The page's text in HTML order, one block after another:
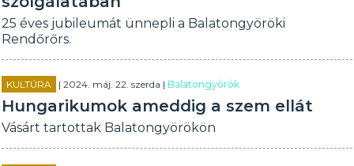
25 éves jubileumát ünnepli a Balatongyöröki
Rendőrőrs.
KULTÚRA | 2024. máj. 22. szerda |Balatongyörök
Hungarikumok ameddig a szem ellát
Vásárt tartottak Balatongyörökön